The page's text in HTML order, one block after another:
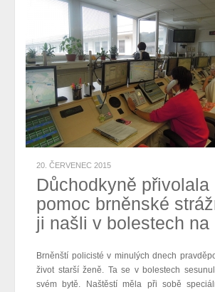
20. ČERVENEC 2015
Důchodkyně přivolala
pomoc brněnské
ji našli v bolestech na
Brněnští policisté v minulých dnech
život starší ženě. Ta se v bolestech
svém bytě. Naštěstí měla při sobě